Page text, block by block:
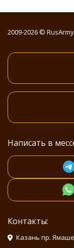
2009-2026 ©
Написать в
Контакты:
Казань пр.